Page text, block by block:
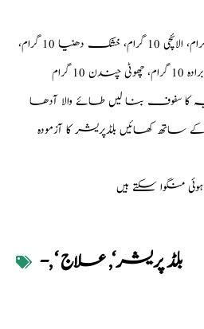
نسخہ الشفاء : کالی مرچ 10 گرام، الائچی 10 گرام، خشک دھنیا 10 گرام،
کا سفوف بنا لیں طائے والا آدھا
پانی کے ساتھ کھائیں بلڈپریشر کا آزمودہ
منگوا سکتے ہیں
-, ‘ بلڈ پریشر‘,علاج